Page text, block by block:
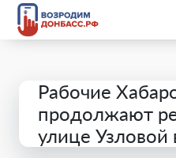
Рабочие
продолжают
улице Узловой